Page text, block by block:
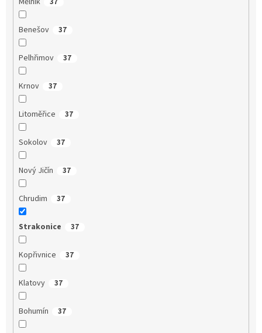
Benešov 37
Pelhřimov 37
Krnov 37
Litoměřice 37
Sokolov 37
Nový Jičín 37
Chrudim 37
Strakonice 37
Kopřivnice 37
Klatovy 37
Bohumín 37